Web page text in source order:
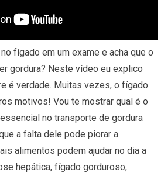
fígado em um exame e acha que o
gordura? Neste vídeo eu explico
é verdade. Muitas vezes, o fígado
motivos! Vou te mostrar qual é o
no transporte de gordura
a falta dele pode piorar a
alimentos podem ajudar no dia a
hepática, fígado gorduroso,